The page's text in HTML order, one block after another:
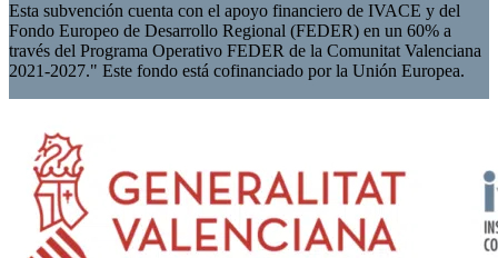
Esta subvención cuenta con el apoyo financiero de IVACE y del
Fondo Europeo de Desarrollo Regional (FEDER) en un 60% a
través del Programa Operativo FEDER de la Comunitat Valenciana
2021-2027." Este fondo está cofinanciado por la Unión Europea.